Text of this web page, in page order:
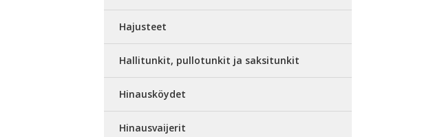
Hajusteet
Hallitunkit, pullotunkit ja saksitunkit
Hinausköydet
Hinausvaijerit